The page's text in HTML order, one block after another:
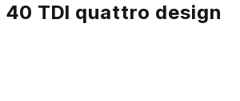
40 TDI quattro design